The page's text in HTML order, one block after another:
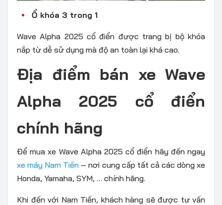
Ổ khóa 3 trong 1
Wave Alpha 2025 cổ điển được trang bị bộ khóa
nắp từ dễ sử dụng mà độ an toàn lại khá cao.
Địa điểm bán xe Wave
Alpha 2025 cổ điển
chính hãng
Để mua xe Wave Alpha 2025 cổ điển hãy đến ngay
xe máy Nam Tiến – nơi cung cấp tất cả các dòng xe
Honda, Yamaha, SYM, … chính hãng.
Khi đến với Nam Tiến, khách hàng sẽ được tư vấn